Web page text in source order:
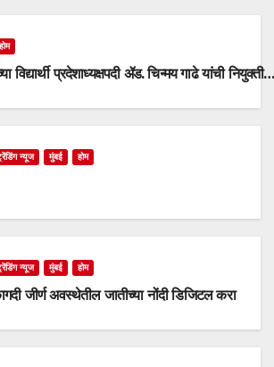
होम
विद्यार्थी प्रदेशाध्यक्षपदी ॲड. चिन्मय गाढे यांची नियुक्ती…
न्यूज मुंबई होम
न्यूज मुंबई होम
जीर्ण अवस्थेतील जातीच्या नोंदी डिजिटल करा